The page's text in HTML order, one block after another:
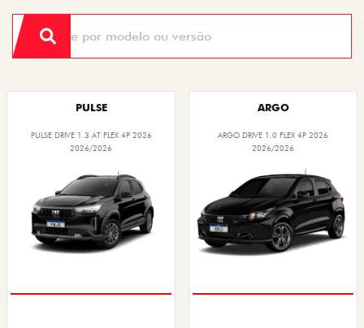
PULSE
PULSE DRIVE 1.3 AT FLEX 4P 2026
2026/2026
ARGO
ARGO DRIVE 1.0 FLEX 4P 2026
2026/2026